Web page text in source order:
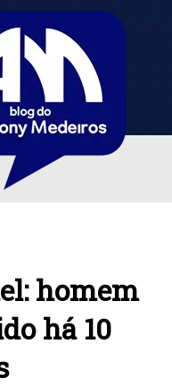
homem
há 10